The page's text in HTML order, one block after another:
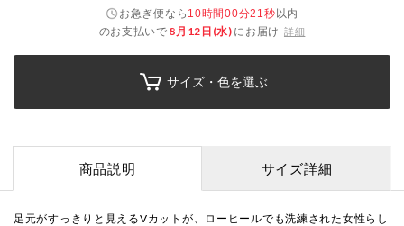
お急ぎ便なら 10時間00分20秒以内
のお支払いで 8月12日(水) にお届け 詳細
サイズ・色を選ぶ
商品説明 サイズ詳細
足元がすっきりと見えるVカットが、ローヒールでも洗練された女性らし